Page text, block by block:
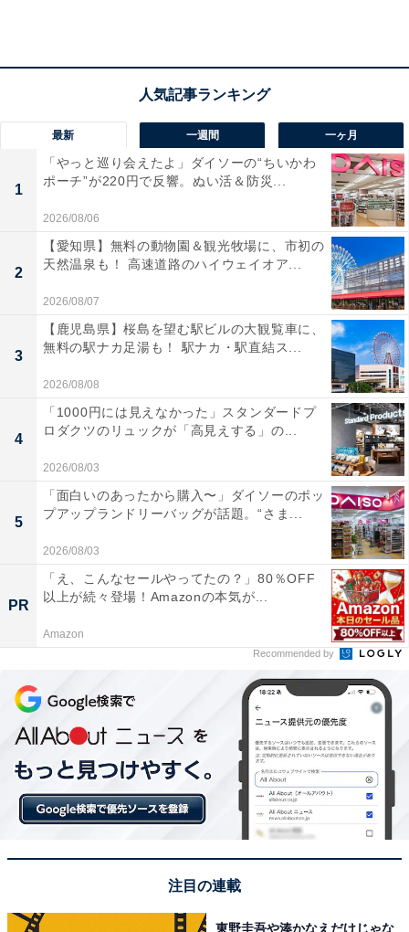
的な開催は久しぶりです。おっしゃる通り、旬のK-POP
アイドルが何組も来日するので、音楽フェスのような雰
囲気もあります。加えてコスメやファッション、旅行情
報、フードまであらゆるブースが出ていてライブ以外の
時間も楽しめる。まさに「Kカルチャーファンのための
お祭り」という感じです。
矢野：最近、TOMORROW X TOGETHERにハマってい
るので、いろんなサイトのライブレポを読みながら「行
けばよかった〜！」って思いました。人生2度目の後悔
です。2023年は行きます！
View this post on Instagram
A post shared by KCON Japan Official (@kconjapan)
最新 一週間 一ヶ月
1
「やっと巡り会えたよ」ダイソーの“ちいかわ
ポーチ”が220円で反響。ぬい活＆防災...
2026/08/06
2
【愛知県】無料の動物園＆観光牧場に、市初の
天然温泉も！ 高速道路のハイウェイオア...
2026/08/07
3
【鹿児島県】桜島を望む駅ビルの大観覧車に、
無料の駅ナカ足湯も！ 駅ナカ・駅直結ス...
2026/08/08
4
「1000円には見えなかった」スタンダードプ
ロダクツのリュックが「高見えする」の...
2026/08/03
5
「面白いのあったから購入〜」ダイソーのポッ
プアップランドリーバッグが話題。“さま...
2026/08/03
PR
「え、こんなセールやってたの？」80％OFF
以上が続々登場！Amazonの本気が...
Amazon
Recommended by
注目の連載
東野圭吾や湊かなえだけじゃな